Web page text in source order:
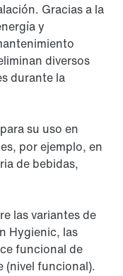
Gracias a la
y
diversos
durante la
su uso en
por ejemplo, en
de bebidas,
las variantes de
Hygienic, las
funcional de
(nivel funcional).